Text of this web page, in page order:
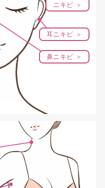
ニキビ ＞
耳ニキビ ＞
鼻ニキビ ＞